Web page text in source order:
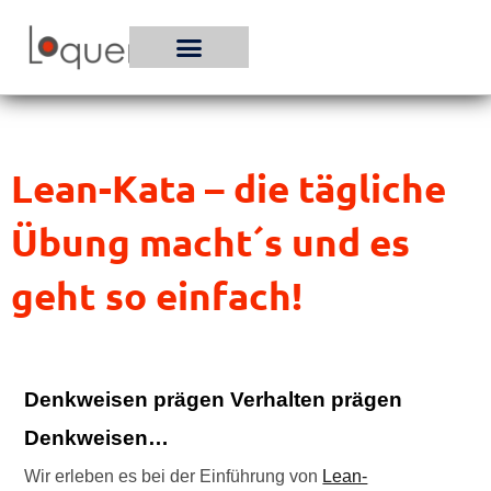
Inhalt
Lean-Kata – die tägliche
Übung macht´s und es
geht so einfach!
Denkweisen prägen Verhalten prägen
Denkweisen…
Wir erleben es bei der Einführung von Lean-